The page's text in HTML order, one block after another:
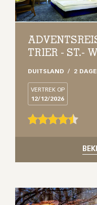
TRIER - ST.-
DUITSLAND 2
VERTREK OP
12/12/2026